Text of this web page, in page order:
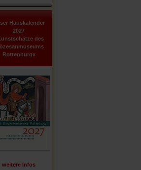
Hauskalender
2027
des
Rottenburg«
weitere Infos